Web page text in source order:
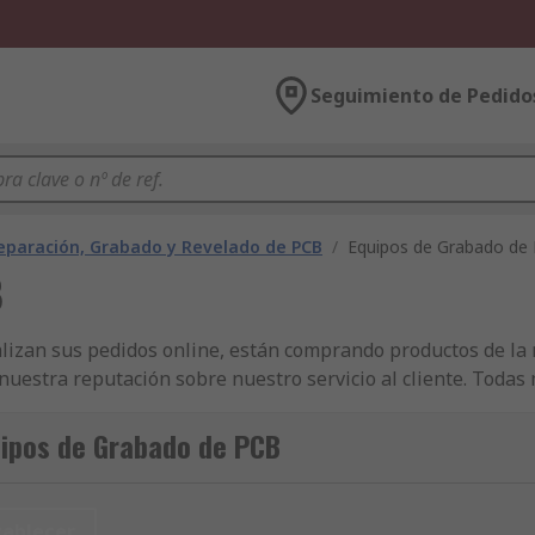
Seguimiento de
Grabado y Revelado de PCB / Equipos de Grabado de
sus pedidos online, están comprando productos de
reputación sobre nuestro servicio al cliente. Todas
eficiente, recibirá los productos de Piezas de
amplia de artículos en nuestra gama de Componentes
Conectores completas, incluidos los
de Grabado de PCB